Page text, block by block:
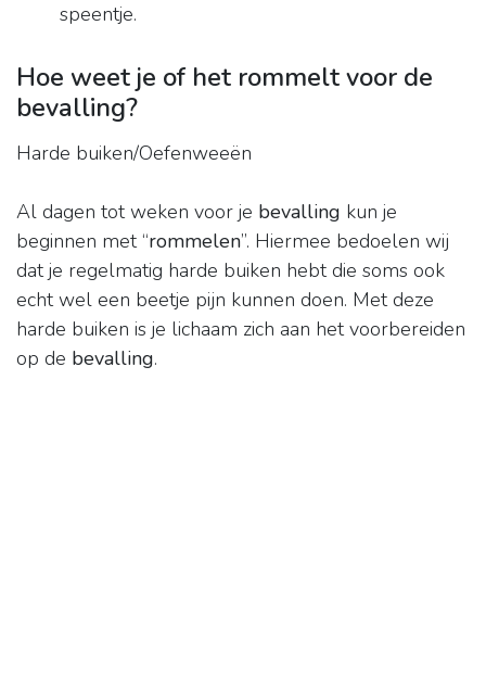
speentje.
Hoe weet je of het rommelt voor de
bevalling?
Harde buiken/Oefenweeën
Al dagen tot weken voor je bevalling kun je
beginnen met “rommelen”. Hiermee bedoelen wij
dat je regelmatig harde buiken hebt die soms ook
echt wel een beetje pijn kunnen doen. Met deze
harde buiken is je lichaam zich aan het voorbereiden
op de bevalling.